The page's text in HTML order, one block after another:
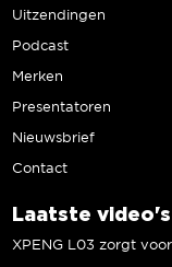
Uitzendingen
Podcast
Merken
Presentatoren
Nieuwsbrief
Contact
Laatste video's